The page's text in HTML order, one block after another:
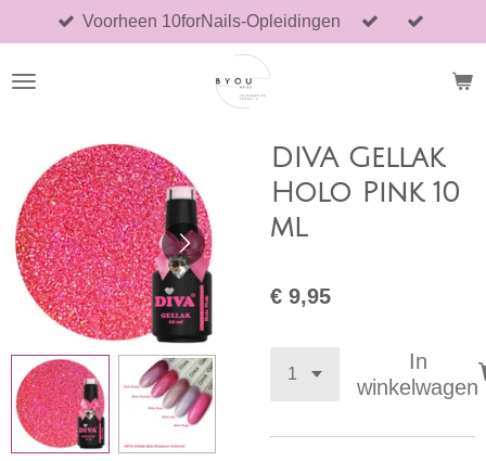
direct
naar
Voorheen 10forNails-Opleidingen
DIVA Gellak
Holo Pink 10
ml
€ 9,95
In
winkelwagen